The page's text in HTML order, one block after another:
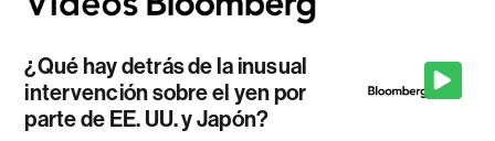
¿Qué hay detrás de la inusual
intervención sobre el yen por
parte de EE. UU. y Japón?